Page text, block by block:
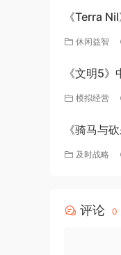
《Terra
载 休闲益智
《文明5
模拟经营
《骑马与
及时战略
评论 0